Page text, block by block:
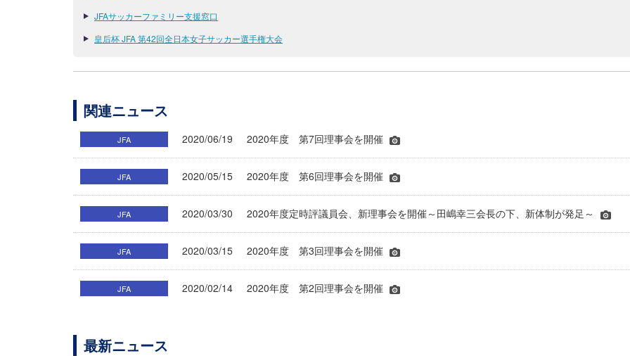
JFAサッカーファミリー支援窓口
皇后杯 JFA 第42回全日本女子サッカー選手権大会
関連ニュース
JFA 2020/06/19 2020年度 第7回理事会を開催
JFA 2020/05/15 2020年度 第6回理事会を開催
JFA 2020/03/30 2020年度定時評議員会、新理事会を開催～田嶋幸三会長の下、新体制が発足～
JFA 2020/03/15 2020年度 第3回理事会を開催
JFA 2020/02/14 2020年度 第2回理事会を開催
最新ニュース